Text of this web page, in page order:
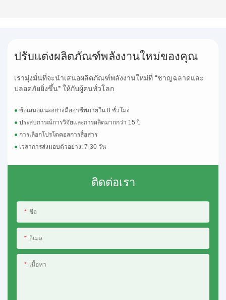
ปรับแต่งผลิตภัณฑ์พลังงานใหม่ของคุณ
เรามุ่งมั่นที่จะนำเสนอผลิตภัณฑ์พลังงานใหม่ที่ "ชาญฉลาดและ
ปลอดภัยยิ่งขึ้น" ให้กับผู้คนทั่วโลก
●ข้อเสนอแนะอย่างมืออาชีพภายใน 8 ชั่วโมง
●ประสบการณ์การวิจัยและการผลิตมากกว่า 15 ปี
● การเลือกโปรโตคอลการสื่อสาร
● เวลาการส่งมอบตัวอย่าง: 7-30 วัน
ติดต่อเรา
ชื่อ
อีเมล
เนื้อหา